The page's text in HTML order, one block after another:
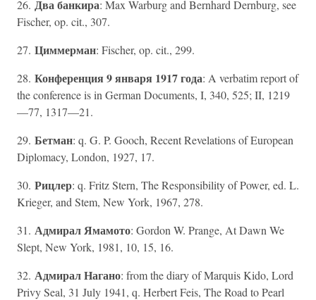
26. Два банкира: Max Warburg and Bernhard Dernburg, see
Fischer, op. cit., 307.
27. Циммерман: Fischer, op. cit., 299.
28. Конференция 9 января 1917 года: A verbatim report of
the conference is in German Documents, I, 340, 525; II, 1219
—77, 1317—21.
29. Бетман: q. G. P. Gooch, Recent Revelations of European
Diplomacy, London, 1927, 17.
30. Рицлер: q. Fritz Stern, The Responsibility of Power, ed. L.
Krieger, and Stem, New York, 1967, 278.
31. Адмирал Ямамото: Gordon W. Prange, At Dawn We
Slept, New York, 1981, 10, 15, 16.
32. Адмирал Нагано: from the diary of Marquis Kido, Lord
Privy Seal, 31 July 1941, q. Herbert Feis, The Road to Pearl